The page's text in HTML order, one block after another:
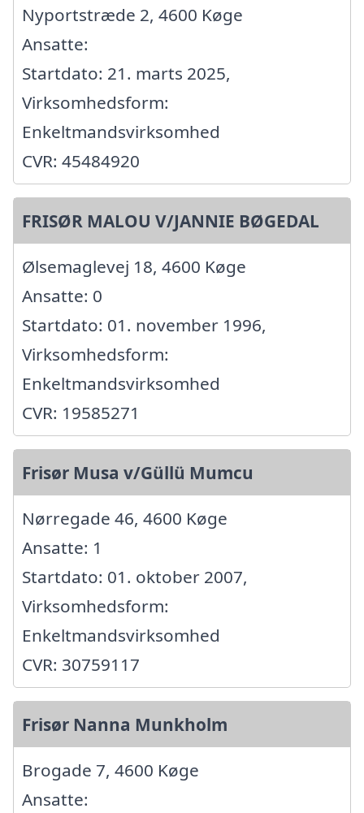
Nyportstræde 2, 4600 Køge
Ansatte:
Startdato: 21. marts 2025,
Virksomhedsform:
Enkeltmandsvirksomhed
CVR: 45484920
FRISØR MALOU V/JANNIE BØGEDAL
Ølsemaglevej 18, 4600 Køge
Ansatte: 0
Startdato: 01. november 1996,
Virksomhedsform:
Enkeltmandsvirksomhed
CVR: 19585271
Frisør Musa v/Güllü Mumcu
Nørregade 46, 4600 Køge
Ansatte: 1
Startdato: 01. oktober 2007,
Virksomhedsform:
Enkeltmandsvirksomhed
CVR: 30759117
Frisør Nanna Munkholm
Brogade 7, 4600 Køge
Ansatte: